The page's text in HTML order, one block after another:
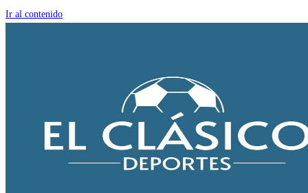
Ir al contenido